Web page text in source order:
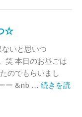
☆
いと思いつ
笑 本日のお昼ごは
のでもらいまし
ー &nb … 続きを読